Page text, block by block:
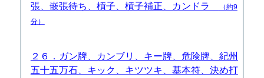
張、嵌張待ち、槓子、槓子補正、カンドラ
（約9
分）
２６．ガン牌、カンブリ、キー牌、危険牌、紀州
五十五万石、キック、キツツキ、基本符、決め打